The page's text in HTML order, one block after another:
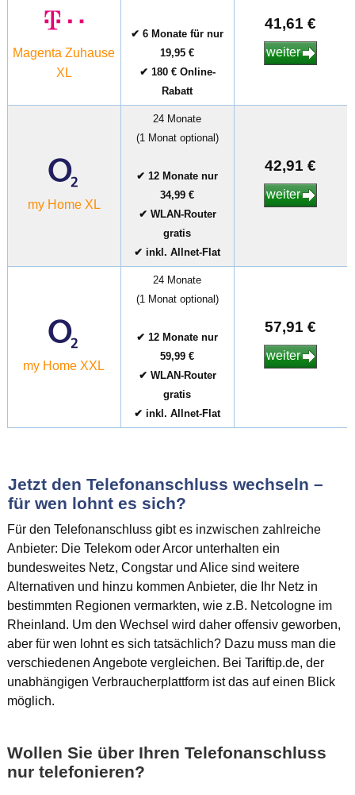
Magenta Zuhause
XL
✔ 6 Monate für nur
19,95 €
✔ 180 € Online-
Rabatt
41,61 €
weiter
my Home XL
24 Monate
(1 Monat optional)
✔ 12 Monate nur
34,99 €
✔ WLAN-Router
gratis
✔ inkl. Allnet-Flat
42,91 €
weiter
my Home XXL
24 Monate
(1 Monat optional)
✔ 12 Monate nur
59,99 €
✔ WLAN-Router
gratis
✔ inkl. Allnet-Flat
57,91 €
weiter
Jetzt den Telefonanschluss wechseln –
für wen lohnt es sich?
Für den Telefonanschluss gibt es inzwischen zahlreiche
Anbieter: Die Telekom oder Arcor unterhalten ein
bundesweites Netz, Congstar und Alice sind weitere
Alternativen und hinzu kommen Anbieter, die Ihr Netz in
bestimmten Regionen vermarkten, wie z.B. Netcologne im
Rheinland. Um den Wechsel wird daher offensiv geworben,
aber für wen lohnt es sich tatsächlich? Dazu muss man die
verschiedenen Angebote vergleichen. Bei Tariftip.de, der
unabhängigen Verbraucherplattform ist das auf einen Blick
möglich.
Wollen Sie über Ihren Telefonanschluss
nur telefonieren?